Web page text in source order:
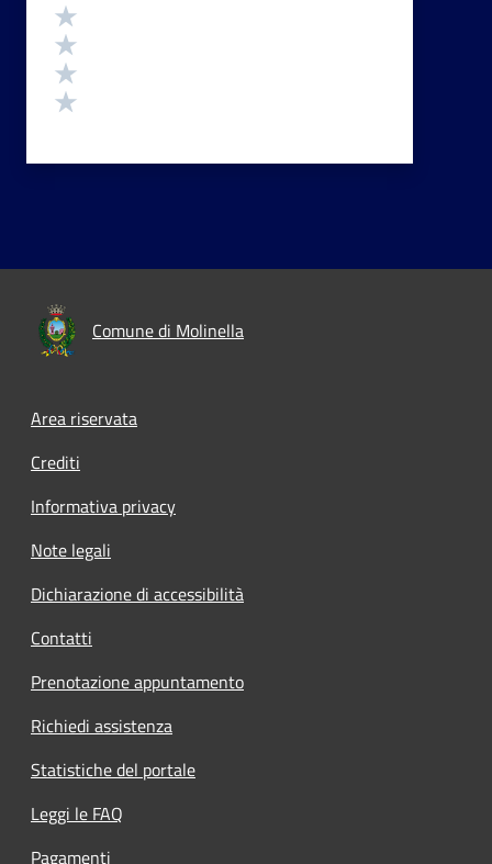
Comune di Molinella
Area riservata
Crediti
Informativa privacy
Note legali
Dichiarazione di accessibilità
Contatti
Prenotazione appuntamento
Richiedi assistenza
Statistiche del portale
Leggi le FAQ
Pagamenti